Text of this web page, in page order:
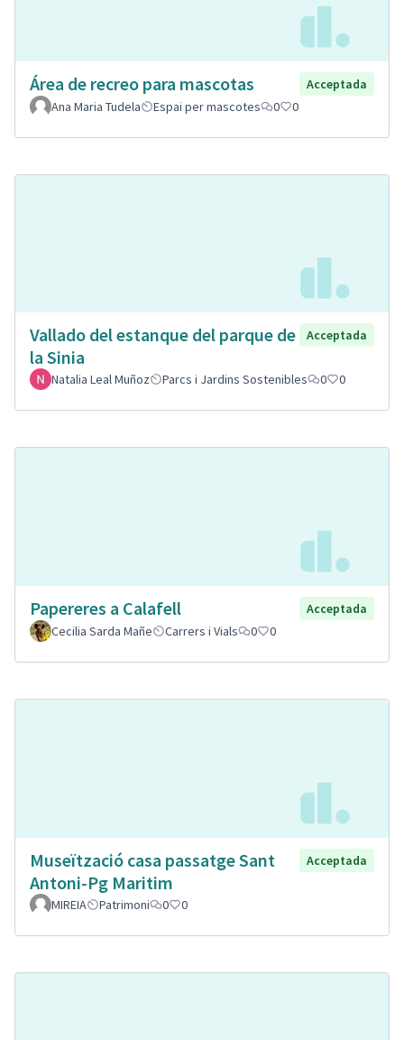
Área de recreo para mascotas
Acceptada
Ana Maria Tudela
Espai per mascotes 0 0
Vallado del estanque del parque de
la Sinia
Acceptada
Natalia Leal Muñoz Parcs i Jardins Sostenibles 0 0
Papereres a Calafell
Acceptada
Cecilia Sarda Mañe
Carrers i Vials 0 0
Museïtzació casa passatge Sant
Antoni-Pg Maritim
Acceptada
MIREIA Patrimoni 0 0